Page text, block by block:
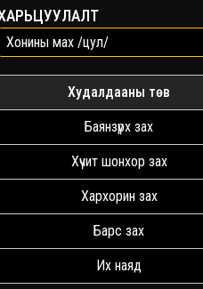
Худалдааны төв
Баянзүрх зах
Хүчит шонхор зах
Хархорин зах
Барс зах
Их наяд